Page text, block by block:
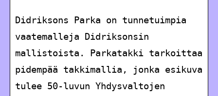
Didriksons Parka on tunnetuimpia
vaatemalleja Didriksonsin
mallistoista. Parkatakki tarkoittaa
pidempää takkimallia, jonka esikuva
tulee 50-luvun Yhdysvaltojen